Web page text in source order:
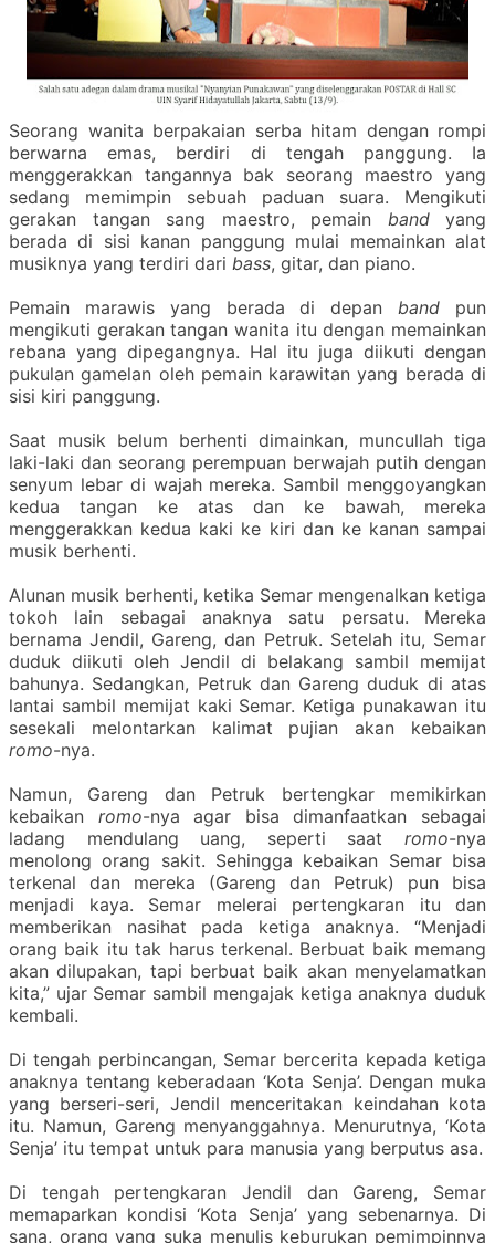
Seorang wanita berpakaian serba hitam dengan rompi
berwarna emas, berdiri di tengah panggung. Ia
menggerakkan tangannya bak seorang maestro yang
sedang memimpin sebuah paduan suara. Mengikuti
gerakan tangan sang maestro, pemain bandyang
berada di sisi kanan panggung mulai memainkan alat
musiknya yang terdiri dari bass, gitar, dan piano.
Pemain marawis yang berada di depan band pun
mengikuti gerakan tangan wanita itu dengan memainkan
rebana yang dipegangnya. Hal itu juga diikuti dengan
pukulan gamelan oleh pemain karawitan yang berada di
sisi kiri panggung.
Saat musik belum berhenti dimainkan, muncullah tiga
laki-laki dan seorang perempuan berwajah putih dengan
senyum lebar di wajah mereka. Sambil menggoyangkan
kedua tangan ke atas dan ke bawah, mereka
menggerakkan kedua kaki ke kiri dan ke kanan sampai
musik berhenti.
Alunan musik berhenti, ketika Semar mengenalkan ketiga
tokoh lain sebagai anaknya satu persatu.
Mereka
bernama Jendil, Gareng, dan Petruk. Setelah itu, Semar
duduk diikuti oleh Jendil di belakang sambil memijat
bahunya. Sedangkan, Petruk dan Gareng duduk di atas
lantai sambil memijat kaki Semar. Ketiga punakawan itu
sesekali melontarkan kalimat pujian akan kebaikan
romo-nya.
Namun, Gareng dan Petruk bertengkar memikirkan
kebaikan romo-nya agar bisa dimanfaatkan sebagai
ladang mendulang uang, seperti saat romo-nya
menolong orang sakit. Sehingga kebaikan Semar bisa
terkenal dan mereka (Gareng dan Petruk) pun bisa
menjadi kaya. Semar melerai pertengkaran itu dan
memberikan nasihat pada ketiga anaknya. “Menjadi
orang baik itu tak harus terkenal. Berbuat baik memang
akan dilupakan, tapi berbuat baik akan menyelamatkan
kita,” ujar Semar sambil mengajak ketiga anaknya duduk
kembali.
Di tengah perbincangan, Semar bercerita kepada ketiga
anaknya tentang keberadaan ‘Kota Senja’. Dengan muka
yang berseri-seri, Jendil menceritakan keindahan kota
itu. Namun, Gareng menyanggahnya. Menurutnya, ‘Kota
Senja’ itu tempat untuk para manusia yang berputus asa.
Di tengah pertengkaran Jendil dan Gareng, Semar
memaparkan kondisi ‘Kota Senja’ yang sebenarnya. Di
sana, orang yang suka menulis keburukan pemimpinnya